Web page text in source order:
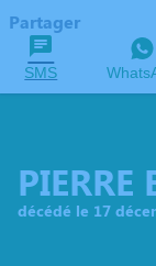
Partager
SMS
PIERRE
décédé le 17